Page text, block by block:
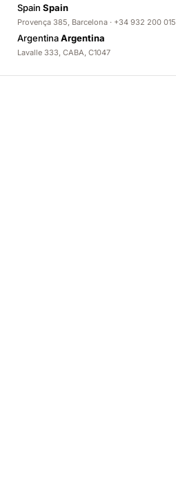
Spain Spain
Provença 385, Barcelona · +34 932 200 015
ArgentinaArgentina
Lavalle 333, CABA, C1047